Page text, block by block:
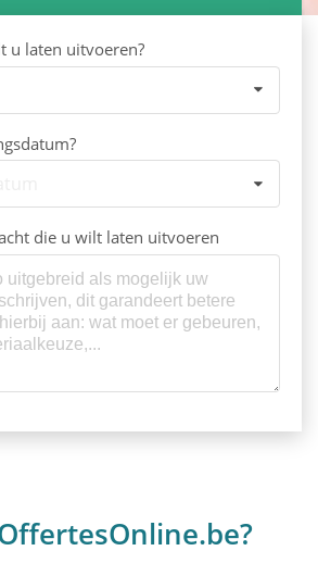
u laten uitvoeren?
die u wilt laten uitvoeren